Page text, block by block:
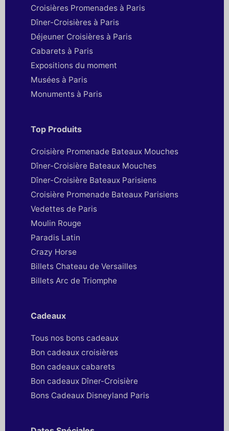
Croisières Promenades à Paris
Dîner-Croisières à Paris
Déjeuner Croisières à Paris
Cabarets à Paris
Expositions du moment
Musées à Paris
Monuments à Paris
Top Produits
Croisière Promenade Bateaux Mouches
Dîner-Croisière Bateaux Mouches
Dîner-Croisière Bateaux Parisiens
Croisière Promenade Bateaux Parisiens
Vedettes de Paris
Moulin Rouge
Paradis Latin
Crazy Horse
Billets Chateau de Versailles
Billets Arc de Triomphe
Cadeaux
Tous nos bons cadeaux
Bon cadeaux croisières
Bon cadeaux cabarets
Bon cadeaux Dîner-Croisière
Bons Cadeaux Disneyland Paris